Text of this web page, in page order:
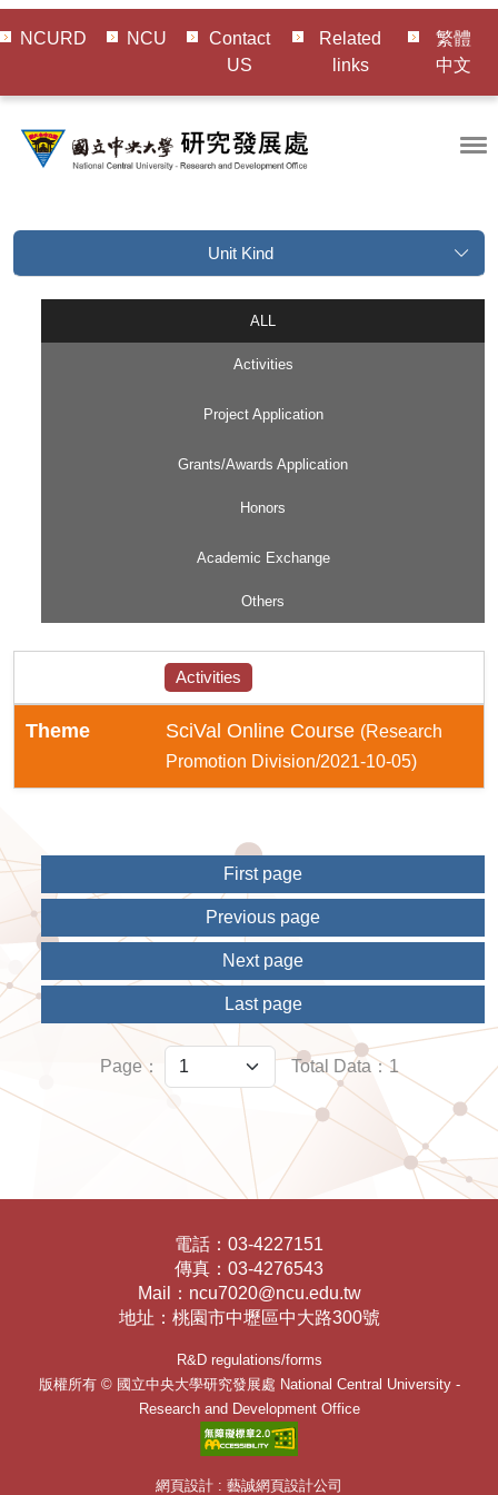
NCURD NCU
Contact
US
Related
links
繁體
中文
Unit Kind
ALL
Activities
Project Application
Grants/Awards Application
Honors
Academic Exchange
Others
Activities
Theme SciVal Online Course (Research
Promotion Division/2021-10-05)
First page
Previous page
Next page
Last page
Page： Total Data：1
電話： 03-4227151
傳真： 03-4276543
Mail： ncu7020@ncu.edu.tw
地址： 桃園市中壢區中大路300號
R&D regulations/forms
版權所有 © 國立中央大學研究發展處 National Central University -
Research and Development Office
網頁設計 : 藝誠網頁設計公司